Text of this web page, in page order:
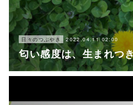
日々のつぶやき 2022.04.11 02:00
匂い感度は、生まれつ